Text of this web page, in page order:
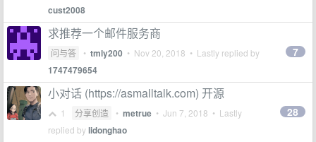
cust2008
求推荐一个邮件服务商
问与答 • tmly200 • Nov 20, 2018 • Lastly replied by
1747479654
7
小对话 (https://asmalltalk.com) 开源
1 分享创造 • metrue • Jun 7, 2018 • Lastly
replied bylidonghao
28